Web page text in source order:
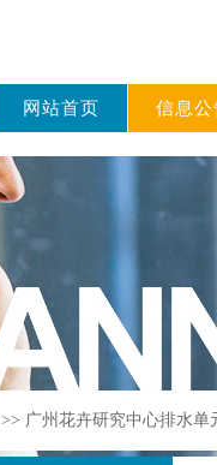
网站首页 信息公
>> 广州花卉研究中心排水